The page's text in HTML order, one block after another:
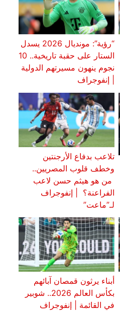
“رؤية”: مونديال 2026 يسدل
الستار على حقبة تاريخية.. 10
نجوم ينهون مسيرتهم الدولية
| إنفوجراف
تلاعب بدفاع الأرجنتين
وخطف قلوب المصريين..
من هو هيثم حسن لاعب
الفراعنة؟ | إنفوجراف
لـ”ماعت”
أبناء يرثون قمصان آبائهم
بكأس العالم 2026.. شوبير
في القائمة | إنفوجراف